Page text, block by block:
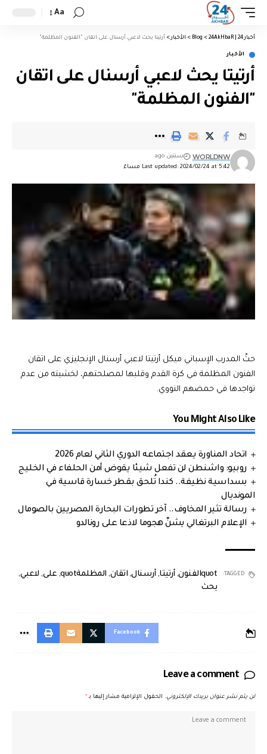
Aa
أخبار 24 | 24AkHbaR >
Blog
> الأخبار > أرتيتا يحث لاعبي أرسنال على اتقان "الفنون المظلمة"
الأخبار
أرتيتا يحث لاعبي أرسنال على اتقان
"الفنون المظلمة"
Last updated: 2024/02/24 at 5:42 مساءً
WORLDNW سنتين ago
حثّ المدرب الإسباني ميكل أرتيتا لاعبي أرسنال الإنجليزي على اتقان
الفنون المظلمة في كرة القدم وقلبها لمصلحتهم، لخشيته من عدم
تواجدها في حمضهم النووي.
You Might Also Like
اتحاد المناورة يعقد اجتماعه الدوري الثاني لعام 2026
روبيو: واشنطن لن تفعل شيئا يقوض أمن الحلفاء في الخليج
بسداسية نظيفة.. كندا تُلحق بقطر خسارة قاسية في
المونديال
رسالة تثير المخاوف.. آخر تطورات البحارة المصريين بالصومال
الإعلام البرتغالي يشنّ هجوما لاذعا على رونالدو
TAGGED: quotالفنون , أرتيتا, أرسنال, اتقان, المظلمةquot , على, لاعبي,
يحث
Facebook
Leave a comment
لن يتم نشر عنوان بريدك الإلكتروني. الحقول الإلزامية مشار إليها بـ *